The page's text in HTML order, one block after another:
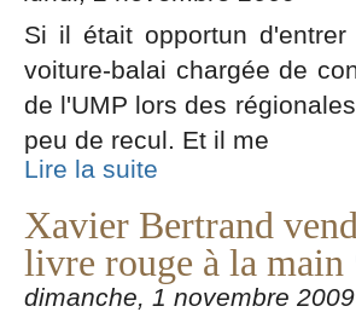
Si il était opportun
voiture-balai chargée de
de l'UMP lors des
peu de recul. Et il me
Lire la suite
Xavier Bertrand
livre rouge à la main
dimanche, 1 novembre 2009